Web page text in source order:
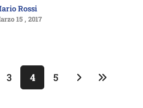
Rossi
15 , 2017
3 4 5